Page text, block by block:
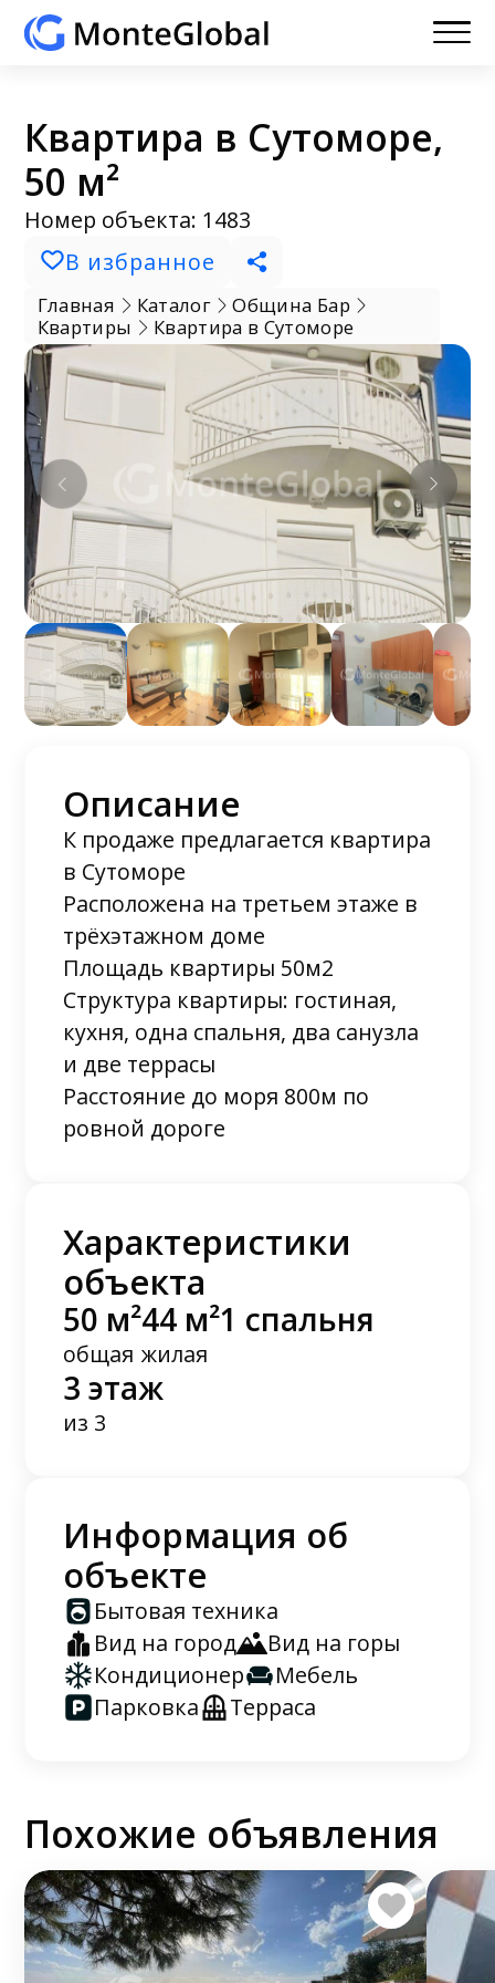
Квартира в Сутоморе,
50 м²
Номер объекта: 1483
В избранное
Главная Каталог
Община Бар
Квартиры
Квартира в Сутоморе
Описание
К продаже предлагается квартира
в Сутоморе
Расположена на третьем этаже в
трёхэтажном доме
Площадь квартиры 50м2
Структура квартиры: гостиная,
кухня, одна спальня, два санузла
и две террасы
Расстояние до моря 800м по
ровной дороге
Характеристики
объекта
50 м²
общая
44 м²
жилая
1 спальня
3 этаж
из 3
Информация об
объекте
Бытовая техника
Вид на город
Вид на горы
Кондиционер
Мебель
Парковка
Терраса
Похожие объявления